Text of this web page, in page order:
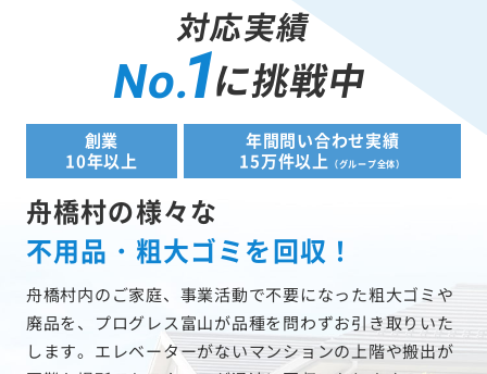
対応実績
No.1に挑戦中
創業
10年以上
年間問い合わせ実績
15万件以上
（グループ全体）
舟橋村の様々な
不用品・粗大ゴミを回収！
舟橋村内のご家庭、事業活動で不要になった粗大ゴミや
廃品を、プログレス富山が品種を問わずお引き取りいた
します。エレベーターがないマンションの上階や搬出が